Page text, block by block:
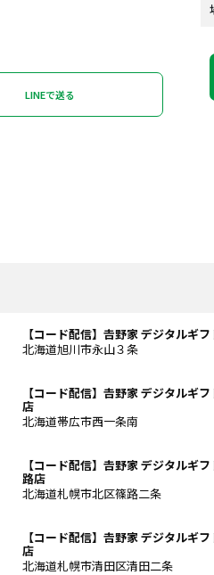
LINEで送る
【コード配信】𠮷野家 デジタルギ
北海道旭川市永山３条
【コード配信】𠮷野家 デジタルギ
店
北海道帯広市西一条南
【コード配信】𠮷野家 デジタルギ
路店
北海道札幌市北区篠路二条
【コード配信】𠮷野家 デジタルギ
店
北海道札幌市清田区清田二条